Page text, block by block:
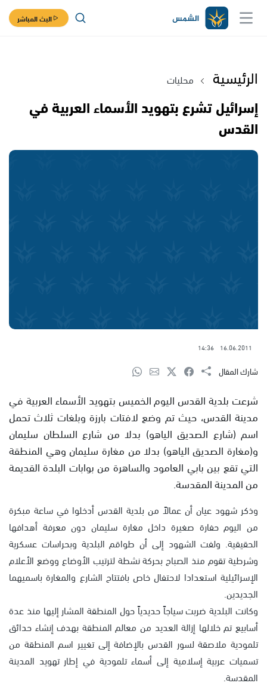
البث المباشر
الرئيسية محليات
إسرائيل تشرع بتهويد الأسماء العربية في
القدس
16.06.2011
14:36
شارك المقال
شرعت بلدية القدس اليوم الخميس بتهويد الأسماء العربية في
مدينة القدس، حيث تم وضع لافتات بارزة وبلغات ثلاث تحمل
اسم (شارع الصديق الياهو) بدلا من شارع السلطان سليمان
و(مغارة الصديق الياهو) بدلا من مغارة سليمان وهي المنطقة
التي تقع بين بابي العامود والساهرة من بوابات البلدة القديمة
من المدينة المقدسة.
وذكر شهود عيان أن عمالاً من بلدية القدس أدخلوا في ساعة مبكرة
من اليوم حفارة صغيرة داخل مغارة سليمان دون معرفة أهدافها
الحقيقية. ولفت الشهود إلى أن طواقم البلدية وبحراسات عسكرية
وشرطية تقوم منذ الصباح بحركة نشطة لترتيب الأوضاع ووضع الأعلام
الإسرائيلية استعدادا لاحتفال خاص بافتتاح الشارع والمغارة باسميهما
الجديدين.
وكانت البلدية ضربت سياجاً حديدياً حول المنطقة المشار إليها منذ عدة
أسابيع تم خلالها إزالة العديد من معالم المنطقة بهدف إنشاء حدائق
تلمودية ملاصقة لسور القدس بالإضافة إلى تغيير اسم المنطقة من
تسميات عربية إسلامية إلى أسماء تلمودية في إطار تهويد المدينة
المقدسة.